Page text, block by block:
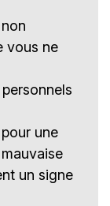
vous ne
une
un signe